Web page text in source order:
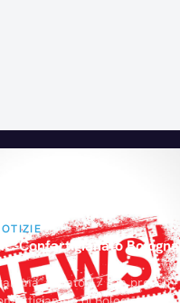
Confartigianato Bologna
sabato 17 c.m presso